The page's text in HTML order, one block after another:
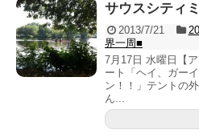
サウスシティ
2013/7/21
界一周■
7月17日 水曜日【
ート「ヘイ、ガー
ン！！」テントの
ん...